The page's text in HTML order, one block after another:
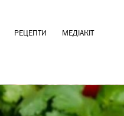
РЕЦЕПТИ МЕДІАКІТ